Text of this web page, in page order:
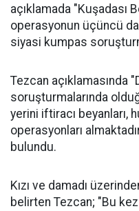
açıklamada "Kuşadası
operasyonun üçüncü
siyasi kumpas
Tezcan açıklamasında
soruşturmalarında
yerini iftiracı beyanları,
operasyonları
bulundu.
Kızı ve damadı
belirten Tezcan; "Bu